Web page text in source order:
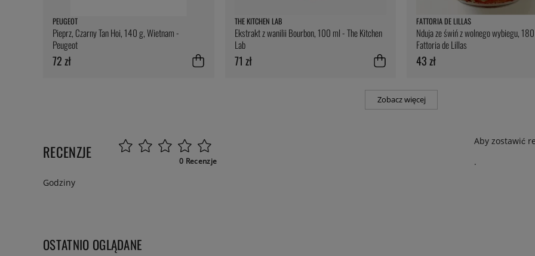
PEUGEOT
Pieprz, Czarny Tan Hoi, 140 g, Wietnam -
Peugeot
72 zł
THE KITCHEN LAB
Ekstrakt z wanilii Bourbon, 100 ml - The Kitchen
Lab
71 zł
FATTORIA DE LILLAS
Nduja ze świń z wolnego wybiegu,
Fattoria de Lillas
43 zł
Zobacz więcej
RECENZJE 0 Recenzje
Aby zostawić
.
Godziny
OSTATNIO OGLĄDANE